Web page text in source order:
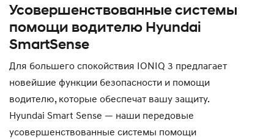
Усовершенствованные системы
помощи водителю Hyundai
SmartSense
Для большего спокойствия IONIQ 3 предлагает
новейшие функции безопасности и помощи
водителю, которые обеспечат вашу защиту.
Hyundai Smart Sense — наши передовые
усовершенствованные системы помощи